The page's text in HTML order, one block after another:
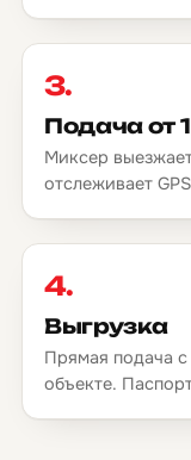
3.
Подача от
Миксер
отслеживает
4.
Выгрузка
Прямая подача
объекте.